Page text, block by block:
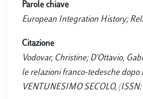
Parole chiave
European Integration History;
Citazione
Vodovar, Christine; D'Ottavio,
le relazioni franco-tedesche dopo
VENTUNESIMO SECOLO, (ISSN: